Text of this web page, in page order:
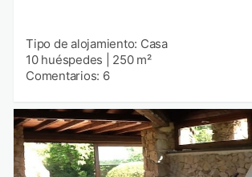
Tipo de alojamiento: Casa
10 huéspedes
250 m²
Comentarios: 6